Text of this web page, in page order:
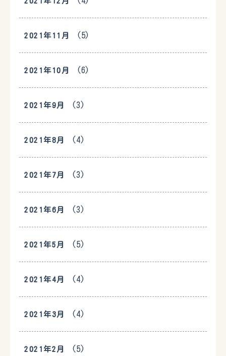
2021年11月 (5)
2021年10月 (6)
2021年9月 (3)
2021年8月 (4)
2021年7月 (3)
2021年6月 (3)
2021年5月 (5)
2021年4月 (4)
2021年3月 (4)
2021年2月 (5)